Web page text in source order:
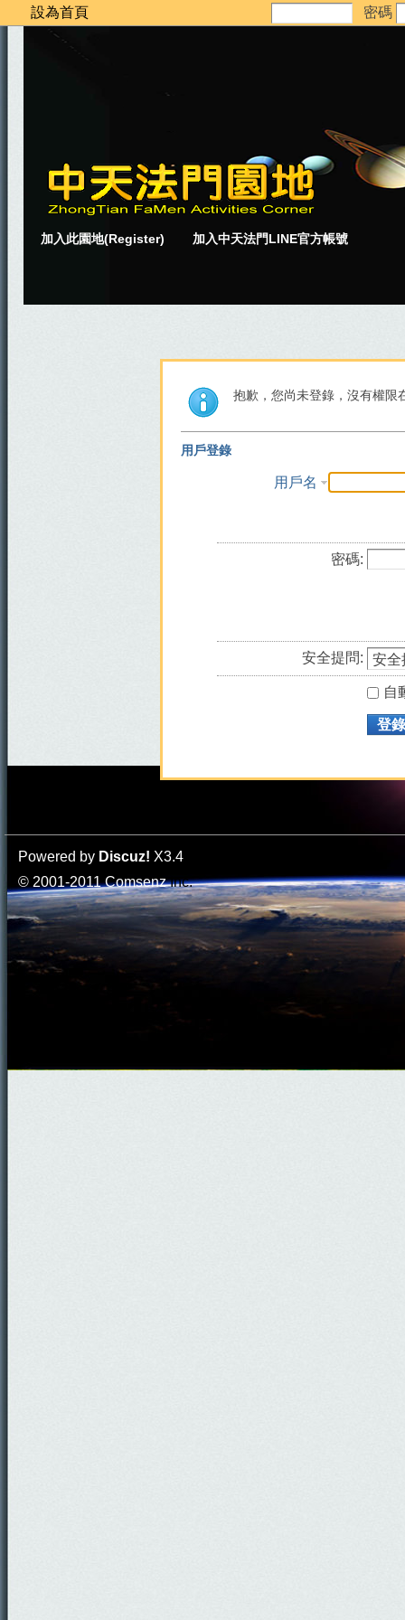
設為首頁 密碼
加入此園地(Register) 加入中天法門LINE官方帳號
抱歉，您尚未登錄，沒有權限
用戶登錄
用戶名
密碼:
安全提問:
自
登錄
Powered by Discuz! X3.4
© 2001-2011ComsenzInc.